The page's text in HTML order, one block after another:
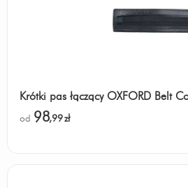
Krótki pas łączący OXFORD Belt
od 98,99zł